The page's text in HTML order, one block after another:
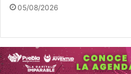
05/08/2026